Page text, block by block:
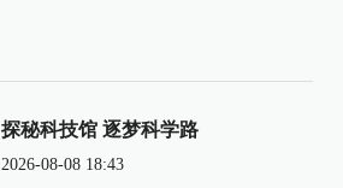
探秘科技馆 逐梦科学路
2026-08-08 18:43